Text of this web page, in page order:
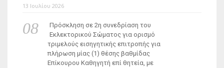
13 Ιουλίου 2026
Πρόσκληση σε 2η συνεδρίαση του
Εκλεκτορικού Σώματος για ορισμό
τριμελούς εισηγητικής επιτροπής για
πλήρωση μίας (1) θέσης βαθμίδας
Επίκουρου Καθηγητή επί θητεία, με